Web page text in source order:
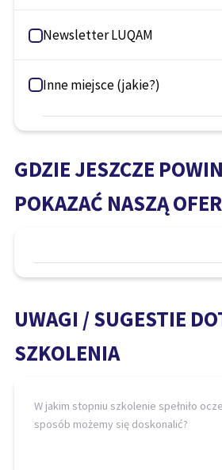
Newsletter LUQAM
Inne miejsce (jakie?)
GDZIE JESZCZE
POKAZAĆ NASZĄ
UWAGI / SUGESTIE
SZKOLENIA